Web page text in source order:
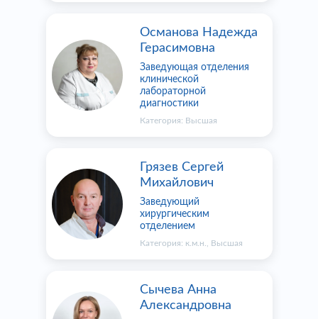
Османова Надежда
Герасимовна
Заведующая отделения
клинической
лабораторной
диагностики
Категория: Высшая
Грязев Сергей
Михайлович
Заведующий
хирургическим
отделением
Категория: к.м.н. Высшая
Сычева Анна
Александровна